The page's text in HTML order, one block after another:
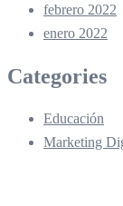
febrero 2022
enero 2022
Categories
Educación
Marketing